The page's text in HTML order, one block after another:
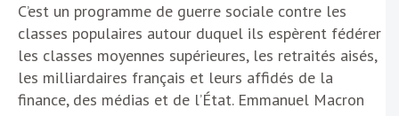
C’est un programme de guerre sociale contre les
classes populaires autour duquel ils espèrent fédérer
les classes moyennes supérieures, les retraités aisés,
les milliardaires français et leurs affidés de la
finance, des médias et de l’État. Emmanuel Macron